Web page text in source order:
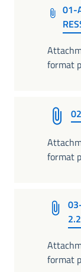
01-
format
format
format